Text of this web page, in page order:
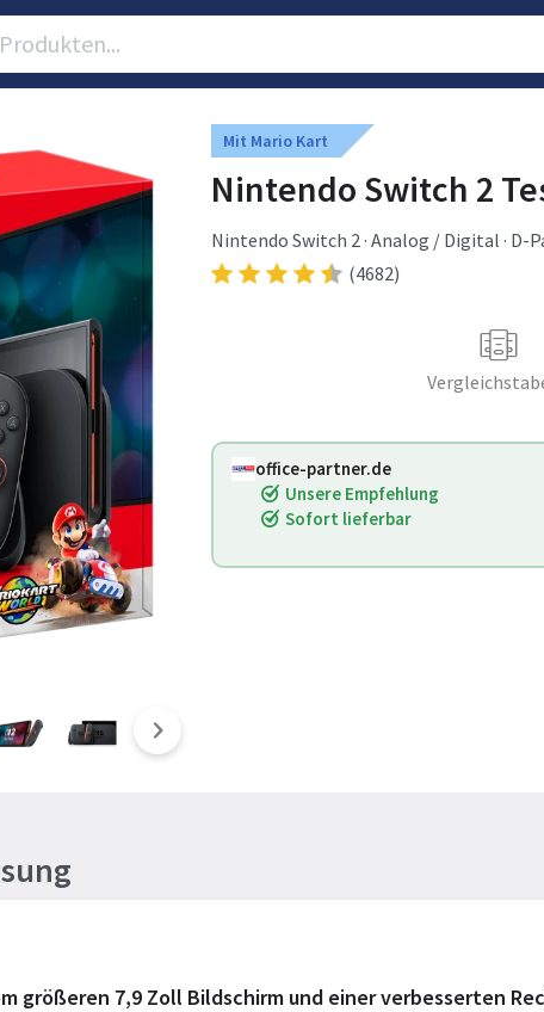
Mit Mario Kart
Nintendo Switch 2
Nintendo Switch 2 · Analog / Digital · D-
LCD
(4682)
office-partner.de
Unsere Empfehlung
Sofort lieferbar
größeren 7,9 Zoll Bildschirm und einer verbesserten